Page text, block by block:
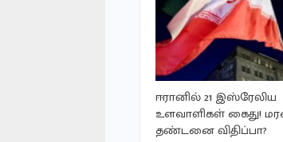
ஈரானில் 21 இஸ்ரேலிய
உளவாளிகள் கைது!
தண்டனை விதிப்பா?